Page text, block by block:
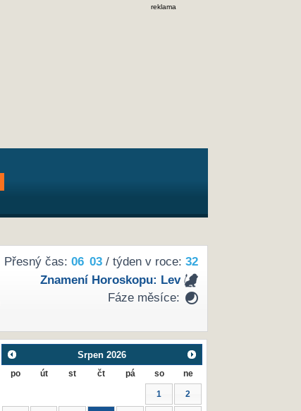
reklama
Přesný čas: 06 03/ týden v roce: 32
Znamení Horoskopu: Lev
Fáze měsíce:
Srpen 2026
po út st čt pá so ne
1 2